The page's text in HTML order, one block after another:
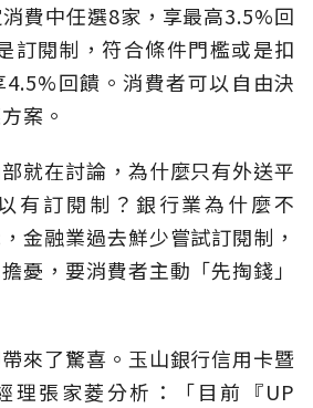
費中任選8家，享最高3.5%回
訂閱制，符合條件門檻或是扣
回饋。消費者可以自由決
案。
部就在討論，為什麼只有外送平
有訂閱制？銀行業為什麼不
金融業過去鮮少嘗試訂閱制，
憂，要消費者主動「先掏錢」
來了驚喜。玉山銀行信用卡暨
理張家菱分析：「目前『UP